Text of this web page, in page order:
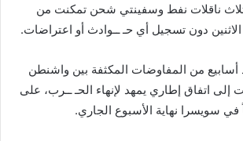
ناقلات نفط وسفينتي شحن تمكنت من
دون تسجيل أي حـ ــوادث أو اعتراضات.
أسابيع من المفاوضات المكثفة بين واشنطن
اتفاق إطاري يمهد لإنهاء الحـ ــرب، على
في سويسرا نهاية الأسبوع الجاري.